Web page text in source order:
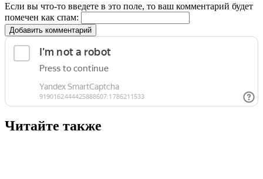
Если вы что-то введете в это поле, то ваш комментарий будет
помечен как спам:
Добавить комментарий
Читайте также